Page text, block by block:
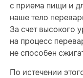
с приема пищи и
наше тело
За счет высокого
на процесс
не способен
По истечении